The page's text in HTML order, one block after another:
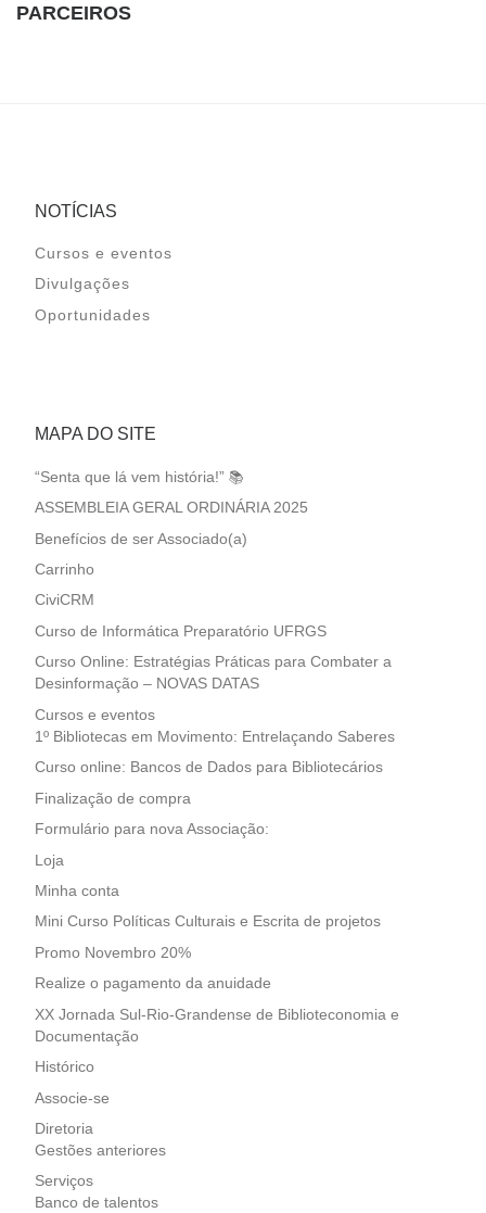
PARCEIROS
NOTÍCIAS
Cursos e eventos
Divulgações
Oportunidades
MAPA DO SITE
“Senta que lá vem história!” 📚
ASSEMBLEIA GERAL ORDINÁRIA 2025
Benefícios de ser Associado(a)
Carrinho
CiviCRM
Curso de Informática Preparatório UFRGS
Curso Online: Estratégias Práticas para Combater a
Desinformação – NOVAS DATAS
Cursos e eventos
1º Bibliotecas em Movimento: Entrelaçando Saberes
Curso online: Bancos de Dados para Bibliotecários
Finalização de compra
Formulário para nova Associação:
Loja
Minha conta
Mini Curso Políticas Culturais e Escrita de projetos
Promo Novembro 20%
Realize o pagamento da anuidade
XX Jornada Sul-Rio-Grandense de Biblioteconomia e
Documentação
Histórico
Associe-se
Diretoria
Gestões anteriores
Serviços
Banco de talentos